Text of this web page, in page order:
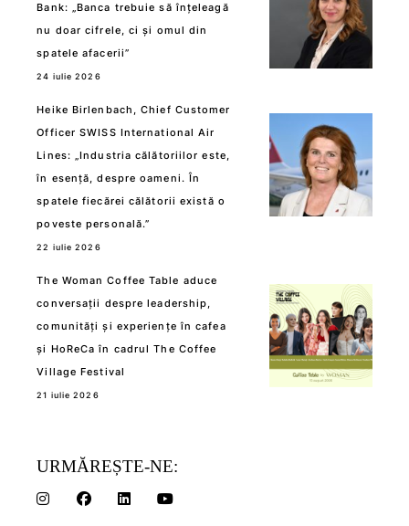
Bank: „Banca trebuie să înțeleagă
nu doar cifrele, ci și omul din
spatele afacerii”
24 iulie 2026
Heike Birlenbach, Chief Customer
Officer SWISS International Air
Lines: „Industria călătoriilor este,
în esență, despre oameni. În
spatele fiecărei călătorii există o
poveste personală.”
22 iulie 2026
The Woman Coffee Table aduce
conversații despre leadership,
comunități și experiențe în cafea
și HoReCa în cadrul The Coffee
Village Festival
21 iulie 2026
URMĂREȘTE-NE: